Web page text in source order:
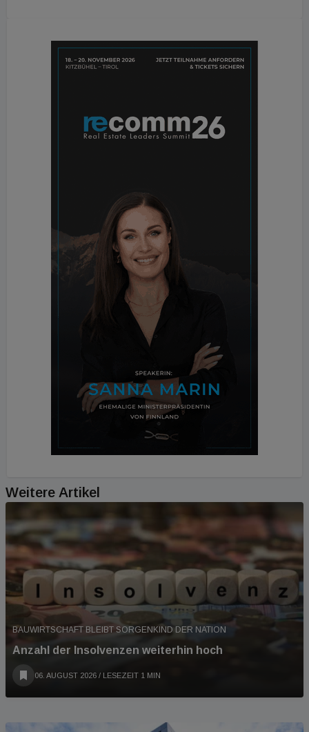
Weitere Artikel
BAUWIRTSCHAFT BLEIBT SORGENKIND DER NATION
Anzahl der Insolvenzen weiterhin hoch
06. AUGUST 2026 / LESEZEIT 1 MIN